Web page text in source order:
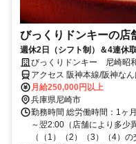
びっくりドンキーの店
週休2日（シフト制）＆4連休
活躍中！産休･育休制度有！車
びっくりドンキー 尼崎昭
アクセス 阪神本線/阪神な
本線/阪神なんば線 尼崎〔
鉄本線 尼崎センタープール
月給250,000円以上
兵庫県尼崎市
勤務時間 総労働時間：1ヶ
～翌2:00（店舗により多
（（1）（2）（3）（4）